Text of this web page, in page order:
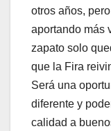
otros años,
aportando más
zapato solo
que la Fira
Será una
diferente y
calidad a